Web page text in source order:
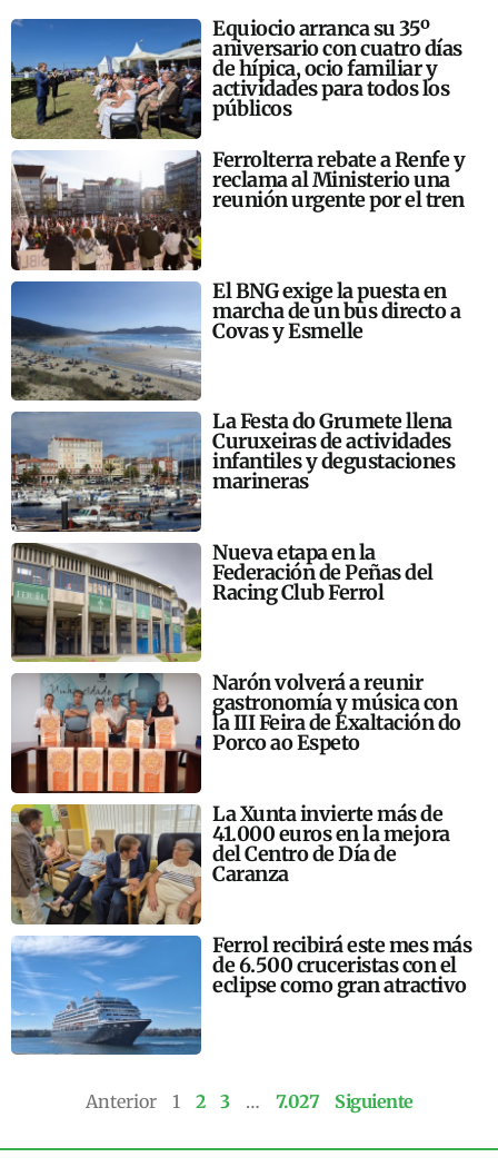
Equiocio arranca su 35º
aniversario con cuatro días
de hípica, ocio familiar y
actividades para todos los
públicos
Ferrolterra rebate a Renfe y
reclama al Ministerio una
reunión urgente por el tren
El BNG exige la puesta en
marcha de un bus directo a
Covas y Esmelle
La Festa do Grumete llena
Curuxeiras de actividades
infantiles y degustaciones
marineras
Nueva etapa en la
Federación de Peñas del
Racing Club Ferrol
Narón volverá a reunir
gastronomía y música con
la III Feira de Exaltación do
Porco ao Espeto
La Xunta invierte más de
41.000 euros en la mejora
del Centro de Día de
Caranza
Ferrol recibirá este mes más
de 6.500 cruceristas con el
eclipse como gran atractivo
Anterior 1 2 3 … 7.027 Siguiente